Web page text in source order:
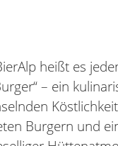
heißt es
– ein
Burgern und